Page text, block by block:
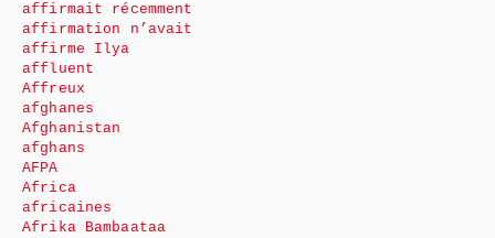
affirmait récemment
affirmation n’avait
affirme Ilya
affluent
Affreux
afghanes
Afghanistan
afghans
AFPA
Africa
africaines
Afrika Bambaataa